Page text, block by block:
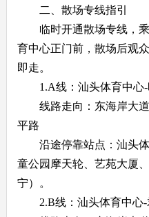
二、散场专线指引
临时开通散场专线，乘
育中心正门前，散场后观
即走。
1.A线：汕头体育中心-
线路走向：东海岸大道-
平路
沿途停靠站点：汕头体
童公园摩天轮、艺苑大厦
宁）。
2.B线：汕头体育中心-